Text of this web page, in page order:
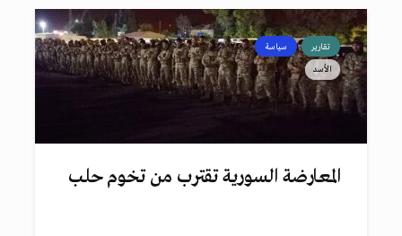
تقارير سياسة
الأسد
المعارضة السورية تقترب من تخوم حلب